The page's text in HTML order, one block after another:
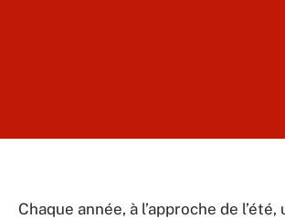
Chaque année, à l’approche de